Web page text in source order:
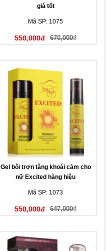
giá tốt
Mã SP: 1075
550,000đ 670,000₫
Gel bôi trơn tăng khoái cảm cho
nữ Excited hàng hiệu
Mã SP: 1073
550,000đ 647,000₫